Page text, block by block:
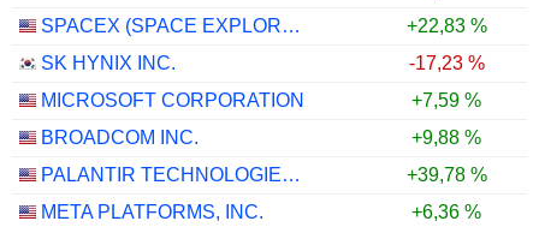
SPACEX (SPACE EXPLORATION TECHNOLOGIES)
+22,83 %
SK HYNIX INC.
-17,23 %
MICROSOFT CORPORATION
+7,59 %
BROADCOM INC.
+9,88 %
PALANTIR TECHNOLOGIES INC.
+39,78 %
META PLATFORMS, INC.
+6,36 %